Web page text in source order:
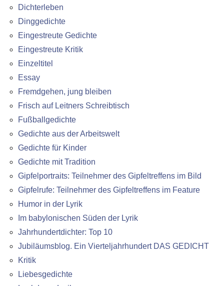
Dichterleben
Dinggedichte
Eingestreute Gedichte
Eingestreute Kritik
Einzeltitel
Essay
Fremdgehen, jung bleiben
Frisch auf Leitners Schreibtisch
Fußballgedichte
Gedichte aus der Arbeitswelt
Gedichte für Kinder
Gedichte mit Tradition
Gipfelportraits: Teilnehmer des Gipfeltreffens im Bild
Gipfelrufe: Teilnehmer des Gipfeltreffens im Feature
Humor in der Lyrik
Im babylonischen Süden der Lyrik
Jahrhundertdichter: Top 10
Jubiläumsblog. Ein Vierteljahrhundert DAS GEDICHT
Kritik
Liebesgedichte